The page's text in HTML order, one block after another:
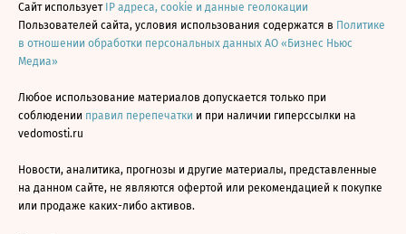
Сайт использует IP адреса, cookie и данные геолокации
Пользователей сайта, условия использования содержатся в Политике
в отношении обработки персональных данных АО «Бизнес Ньюс
Медиа»
Любое использование материалов допускается только при
соблюдении правил перепечатки и при наличии гиперссылки на
vedomosti.ru
Новости, аналитика, прогнозы и другие материалы, представленные
на данном сайте, не являются офертой или рекомендацией к покупке
или продаже каких-либо активов.